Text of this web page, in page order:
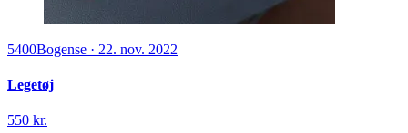
5400Bogense · 22. nov. 2022
Legetøj
550 kr.